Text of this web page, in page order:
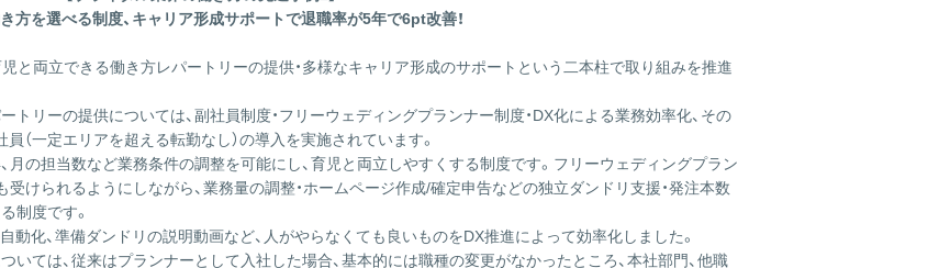
方を選べる制度、キャリア形成サポートで退職率が5年で6pt改善！
児と両立できる働き方レパートリーの提供・多様なキャリア形成のサポートという二本柱で取り組みを推進
リーの提供については、副社員制度・フリーウェディングプランナー制度・DX化による業務効率化、その
（一定エリアを超える転勤なし）の導入を実施されています。
の担当数など業務条件の調整を可能にし、育児と両立しやすくする制度です。フリーウェディングプラン
けられるようにしながら、業務量の調整・ホームページ作成/確定申告などの独立ダンドリ支援・発注本数
制度です。
動化、準備ダンドリの説明動画など、人がやらなくても良いものをDX推進によって効率化しました。
ては、従来はプランナーとして入社した場合、基本的には職種の変更がなかったところ、本社部門、他職